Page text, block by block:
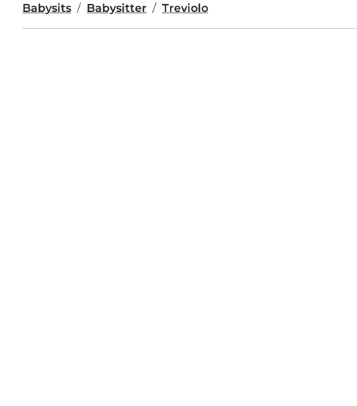
Babysits Babysitter Treviolo